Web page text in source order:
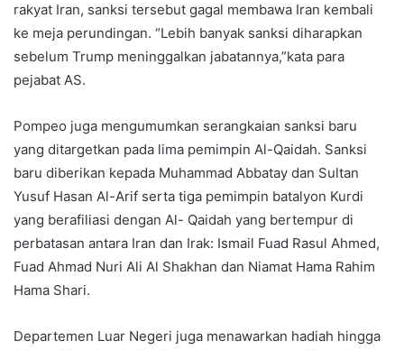
rakyat Iran, sanksi tersebut gagal membawa Iran kembali
ke meja perundingan. “Lebih banyak sanksi diharapkan
sebelum Trump meninggalkan jabatannya,”kata para
pejabat AS.
Pompeo juga mengumumkan serangkaian sanksi baru
yang ditargetkan pada lima pemimpin Al-Qaidah. Sanksi
baru diberikan kepada Muhammad Abbatay dan Sultan
Yusuf Hasan Al-Arif serta tiga pemimpin batalyon Kurdi
yang berafiliasi dengan Al- Qaidah yang bertempur di
perbatasan antara Iran dan Irak: Ismail Fuad Rasul Ahmed,
Fuad Ahmad Nuri Ali Al Shakhan dan Niamat Hama Rahim
Hama Shari.
Departemen Luar Negeri juga menawarkan hadiah hingga